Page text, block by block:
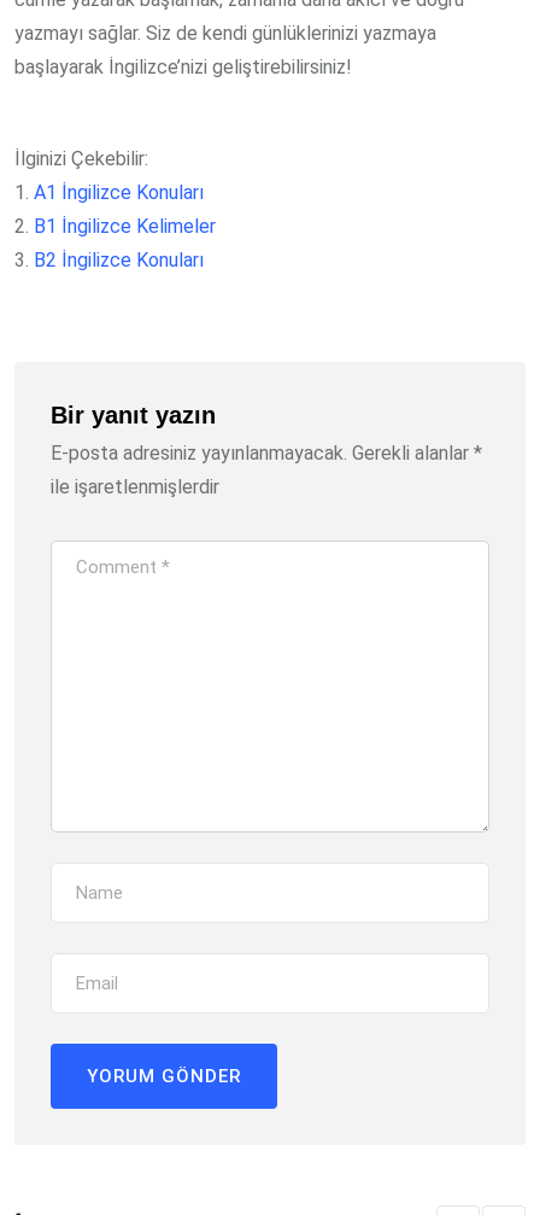
yazmayı sağlar. Siz de kendi günlüklerinizi yazmaya
başlayarak İngilizce’nizi geliştirebilirsiniz!
İlginizi Çekebilir:
1. A1 İngilizce Konuları
2. B1 İngilizce Kelimeler
3. B2 İngilizce Konuları
Bir yanıt yazın
E-posta adresiniz yayınlanmayacak. Gerekli alanlar *
ile işaretlenmişlerdir